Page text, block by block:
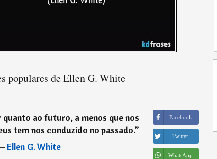
populares de Ellen G. White
ao futuro, a menos que nos
tem nos conduzido no passado.”
Ellen G. White
Facebook
Twitter
WhatsApp